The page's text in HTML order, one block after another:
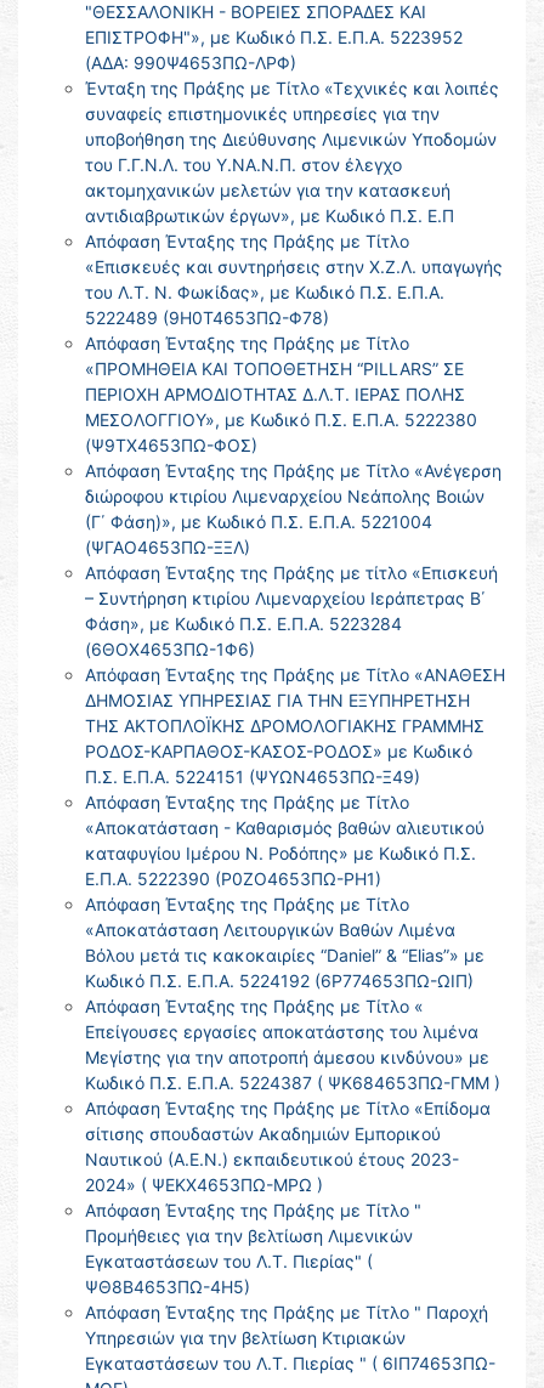
"ΘΕΣΣΑΛΟΝΙΚΗ - ΒΟΡΕΙΕΣ ΣΠΟΡΑΔΕΣ ΚΑΙ
ΕΠΙΣΤΡΟΦΗ"», με Κωδικό Π.Σ. Ε.Π.Α. 5223952
(ΑΔΑ: 990Ψ4653ΠΩ-ΛΡΦ)
Ένταξη της Πράξης με Τίτλο «Τεχνικές και λοιπές
συναφείς επιστημονικές υπηρεσίες για την
υποβοήθηση της Διεύθυνσης Λιμενικών Υποδομών
του Γ.Γ.Ν.Λ. του Υ.ΝΑ.Ν.Π. στον έλεγχο
ακτομηχανικών μελετών για την κατασκευή
αντιδιαβρωτικών έργων», με Κωδικό Π.Σ. Ε.Π
Απόφαση Ένταξης της Πράξης με Τίτλο
«Επισκευές και συντηρήσεις στην Χ.Ζ.Λ. υπαγωγής
του Λ.Τ. Ν. Φωκίδας», με Κωδικό Π.Σ. Ε.Π.Α.
5222489 (9Η0Τ4653ΠΩ-Φ78)
Απόφαση Ένταξης της Πράξης με Τίτλο
«ΠΡΟΜΗΘΕΙΑ ΚΑΙ ΤΟΠΟΘΕΤΗΣΗ “PILLARS” ΣΕ
ΠΕΡΙΟΧΗ ΑΡΜΟΔΙΟΤΗΤΑΣ Δ.Λ.Τ. ΙΕΡΑΣ ΠΟΛΗΣ
ΜΕΣΟΛΟΓΓΙΟΥ», με Κωδικό Π.Σ. Ε.Π.Α. 5222380
(Ψ9ΤΧ4653ΠΩ-ΦΟΣ)
Απόφαση Ένταξης της Πράξης με Τίτλο «Ανέγερση
διώροφου κτιρίου Λιμεναρχείου Νεάπολης Βοιών
(Γ΄ Φάση)», με Κωδικό Π.Σ. Ε.Π.Α. 5221004
(ΨΓΑΟ4653ΠΩ-ΞΞΛ)
Απόφαση Ένταξης της Πράξης με τίτλο «Επισκευή
– Συντήρηση κτιρίου Λιμεναρχείου Ιεράπετρας Β΄
Φάση», με Κωδικό Π.Σ. Ε.Π.Α. 5223284
(6ΘΟΧ4653ΠΩ-1Φ6)
Απόφαση Ένταξης της Πράξης με Τίτλο «ΑΝΑΘΕΣΗ
ΔΗΜΟΣΙΑΣ ΥΠΗΡΕΣΙΑΣ ΓΙΑ ΤΗΝ ΕΞΥΠΗΡΕΤΗΣΗ
ΤΗΣ ΑΚΤΟΠΛΟΪΚΗΣ ΔΡΟΜΟΛΟΓΙΑΚΗΣ ΓΡΑΜΜΗΣ
ΡΟΔΟΣ-ΚΑΡΠΑΘΟΣ-ΚΑΣΟΣ-ΡΟΔΟΣ» με Κωδικό
Π.Σ. Ε.Π.Α. 5224151 (ΨΥΩΝ4653ΠΩ-Ξ49)
Απόφαση Ένταξης της Πράξης με Τίτλο
«Αποκατάσταση - Καθαρισμός βαθών αλιευτικού
καταφυγίου Ιμέρου Ν. Ροδόπης» με Κωδικό Π.Σ.
Ε.Π.Α. 5222390 (Ρ0ΖΟ4653ΠΩ-ΡΗ1)
Απόφαση Ένταξης της Πράξης με Τίτλο
«Αποκατάσταση Λειτουργικών Βαθών Λιμένα
Βόλου μετά τις κακοκαιρίες “Daniel” & “Elias”» με
Κωδικό Π.Σ. Ε.Π.Α. 5224192 (6Ρ774653ΠΩ-ΩΙΠ)
Απόφαση Ένταξης της Πράξης με Τίτλο «
Επείγουσες εργασίες αποκατάστσης του λιμένα
Μεγίστης για την αποτροπή άμεσου κινδύνου» με
Κωδικό Π.Σ. Ε.Π.Α. 5224387 ( ΨΚ684653ΠΩ-ΓΜΜ )
Απόφαση Ένταξης της Πράξης με Τίτλο «Επίδομα
σίτισης σπουδαστών Ακαδημιών Εμπορικού
Ναυτικού (Α.Ε.Ν.) εκπαιδευτικού έτους 2023-
2024» ( ΨΕΚΧ4653ΠΩ-ΜΡΩ )
Απόφαση Ένταξης της Πράξης με Τίτλο "
Προμήθειες για την βελτίωση Λιμενικών
Εγκαταστάσεων του Λ.Τ. Πιερίας" (
ΨΘ8Β4653ΠΩ-4Η5)
Απόφαση Ένταξης της Πράξης με Τίτλο " Παροχή
Υπηρεσιών για την βελτίωση Κτιριακών
Εγκαταστάσεων του Λ.Τ. Πιερίας " ( 6ΙΠ74653ΠΩ-